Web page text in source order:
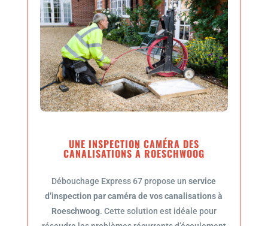
UNE INSPECTION CAMÉRA DES
CANALISATIONS À ROESCHWOOG
Débouchage Express 67 propose un service
d’inspection par caméra de vos canalisations à
Roeschwoog. Cette solution est idéale pour